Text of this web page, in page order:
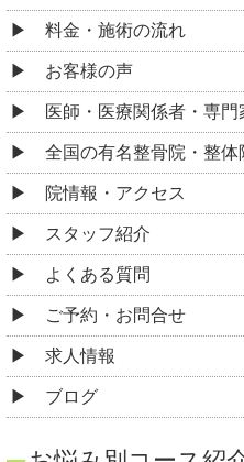
料金・施術の流れ
お客様の声
医師・医療関係者・専
全国の有名整骨院・整体
院情報・アクセス
スタッフ紹介
よくある質問
ご予約・お問合せ
求人情報
ブログ